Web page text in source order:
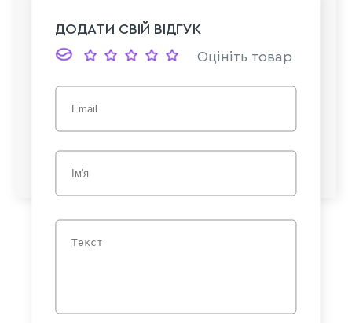
ДОДАТИ СВІЙ ВІДГУК
Оцініть товар